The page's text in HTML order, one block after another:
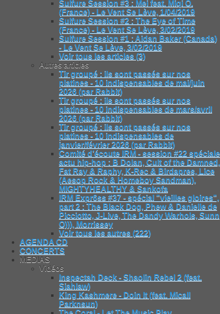
Sulfure Session #3 : Mei feat. Miqi O.
(France) - Le Vent Se Lève, 1/04/2019
Sulfure Session #2 : The Eye of Time
(France) - Le Vent Se Lève, 3/02/2019
Sulfure Session #1 : Aidan Baker (Canada)
- Le Vent Se Lève, 3/02/2019
Voir tous les articles (3)
Autres articles
Tir groupé : ils sont passés sur nos
platines - 10 indispensables de mai/juin
2026 (par Rabbit)
Tir groupé : ils sont passés sur nos
platines - 10 indispensables de mars/avril
2026 (par Rabbit)
Tir groupé : ils sont passés sur nos
platines - 10 indispensables de
janvier/février 2026 (par Rabbit)
Comité d’écoute IRM - session #22 spéciale
actu hip-hop : B Dolan, Cult of the Damned,
Fat Ray & Raphy, K-Rec & Birdapres, Lice
(Aesop Rock & Homeboy Sandman),
MIGHTYHEALTHY & Sankofa
IRM Expr6ss #37 - spécial "vieilles gloires",
part 2 : The Black Dog, Phew & Danielle de
Picciotto, J-Live, The Dandy Warhols, Sunn
O))), Morrissey
Voir tous les autres (222)
AGENDA CD
CONCERTS
MEDIAS
Vidéos
Inspectah Deck - Shaolin Rebel 2 (feat.
Siahlaw)
King Kashmere - Doin It (feat. Micall
Parknsun)